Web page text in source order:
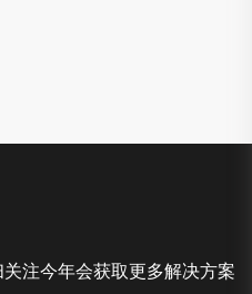
关注今年会获取更多解决方案